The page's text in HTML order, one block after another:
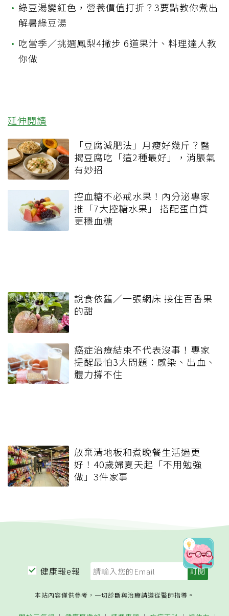
• 綠豆湯變紅色，營養價值打折？3要點教你煮出
解暑綠豆湯
• 吃當季／挑選鳳梨4撇步 6道果汁、料理達人教
你做
延伸閱讀
「豆腐減肥法」月瘦好幾斤？醫
揭豆腐吃「這2種最好」，消脹氣
有妙招
控血糖不必戒水果！內分泌專家
推「7大控糖水果」 搭配蛋白質
更穩血糖
說食依舊／一張網床 接住百香果
的甜
癌症治療結束不代表沒事！專家
提醒最怕3大問題：感染、出血、
體力撐不住
放棄清地板和煮晚餐生活過更
好！40歲婦夏天起「不用勉強
做」3件家事
健康報e報
本站內容僅供參考，一切診斷與治療請遵從醫師指導。